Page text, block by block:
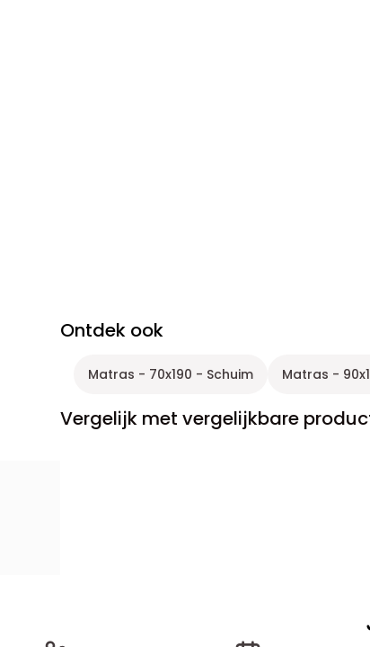
Ontdek ook
Matras - 70x190 - Schuim Matras -
Vergelijk met vergelijkbare